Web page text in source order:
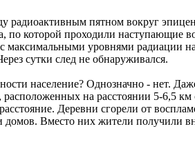
радиоактивным пятном вокруг
по которой проходили наступающие
максимальными уровнями радиации
сутки след не обнаруживался.
население? Однозначно - нет.
на расстоянии 5-6,5
Деревни сгорели от
Вместо них жители получили